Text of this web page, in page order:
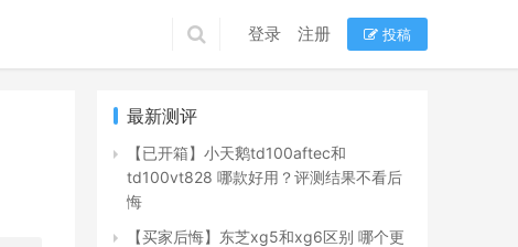
登录 注册 投稿
最新测评
【已开箱】小天鹅td100aftec和
td100vt828 哪款好用？评测结果不看后
悔
【买家后悔】东芝xg5和xg6区别 哪个更